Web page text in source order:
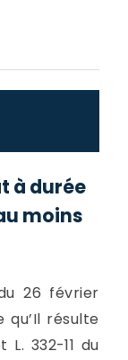
à durée
moins
26 février
qu’Il résulte
L. 332-11 du